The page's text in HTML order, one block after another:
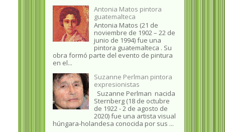
Antonia Matos pintora
guatemalteca
Antonia Matos (21 de
noviembre de 1902 – 22 de
junio de 1994) fue una
pintora guatemalteca . Su
obra formó parte del evento de pintura
en el...
Suzanne Perlman pintora
expresionistas
Suzanne Perlman nacida
Sternberg (18 de octubre
de 1922 - 2 de agosto de
2020) fue una artista visual
húngara-holandesa conocida por sus ...